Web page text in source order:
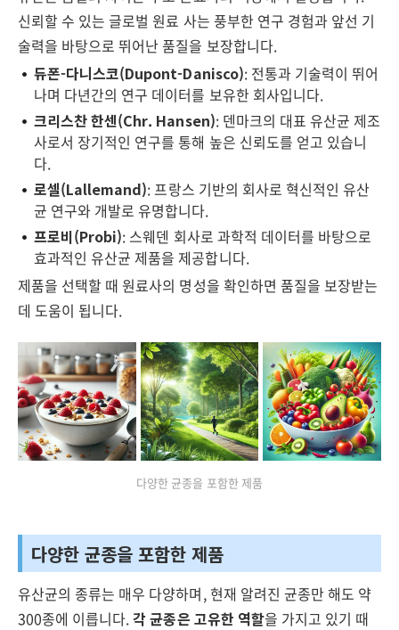
신뢰할 수 있는 글로벌 원료 사는 풍부한 연구 경험과 앞선 기
술력을 바탕으로 뛰어난 품질을 보장합니다.
듀폰-다니스코(Dupont-Danisco): 전통과 기술력이 뛰어
나며 다년간의 연구 데이터를 보유한 회사입니다.
크리스찬 한센(Chr. Hansen): 덴마크의 대표 유산균 제조
사로서 장기적인 연구를 통해 높은 신뢰도를 얻고 있습니
다.
로셀(Lallemand): 프랑스 기반의 회사로 혁신적인 유산
균 연구와 개발로 유명합니다.
프로비(Probi): 스웨덴 회사로 과학적 데이터를 바탕으로
효과적인 유산균 제품을 제공합니다.
제품을 선택할 때 원료사의 명성을 확인하면 품질을 보장받는
데 도움이 됩니다.
다양한 균종을 포함한 제품
다양한 균종을 포함한 제품
유산균의 종류는 매우 다양하며, 현재 알려진 균종만 해도 약
300종에 이릅니다.각 균종은 고유한 역할을 가지고 있기 때